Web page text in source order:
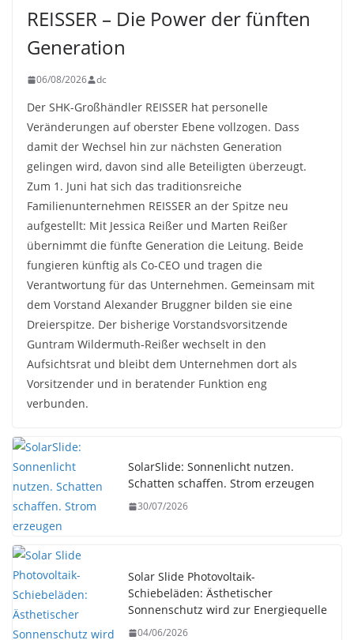
REISSER – Die Power der fünften
Generation
06/08/2026 dc
Der SHK-Großhändler REISSER hat personelle
Veränderungen auf oberster Ebene vollzogen. Dass
damit der Wechsel hin zur nächsten Generation
gelingen wird, davon sind alle Beteiligten überzeugt.
Zum 1. Juni hat sich das traditionsreiche
Familienunternehmen REISSER an der Spitze neu
aufgestellt: Mit Jessica Reißer und Marten Reißer
übernimmt die fünfte Generation die Leitung. Beide
fungieren künftig als Co-CEO und tragen die
Verantwortung für das Unternehmen. Gemeinsam mit
dem Vorstand Alexander Bruggner bilden sie eine
Dreierspitze. Der bisherige Vorstandsvorsitzende
Guntram Wildermuth-Reißer wechselt in den
Aufsichtsrat und bleibt dem Unternehmen dort als
Vorsitzender und in beratender Funktion eng
verbunden.
SolarSlide: Sonnenlicht nutzen.
Schatten schaffen. Strom erzeugen
30/07/2026
Solar Slide Photovoltaik-
Schiebeläden: Ästhetischer
Sonnenschutz wird zur Energiequelle
04/06/2026